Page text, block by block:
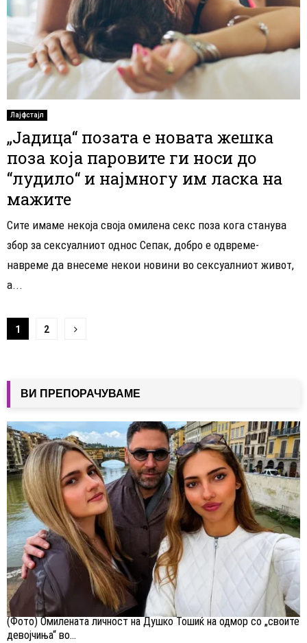
Лајфстајл
„Јадица“ позата е новата жешка
поза која паровите ги носи до
“лудило“ и најмногу им ласка на
мажите
Сите имаме некоја своја омилена секс поза кога станува
збор за сексуалниот однос Сепак, добро е одвреме-
навреме да внесеме некои новини во сексуалниот живот,
а...
Навигација
написи
1 2
ВИ ПРЕПОРАЧУВАМЕ
(Фото) Омилената личност на Душко Тошиќ на одмор со „своите
девојчиња“ во...